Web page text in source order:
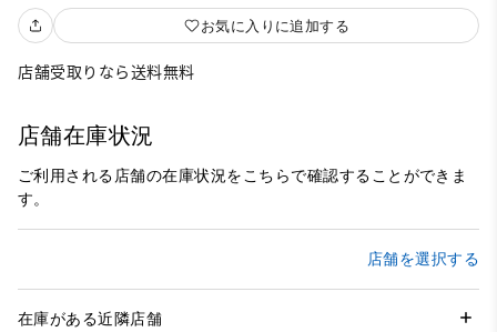
お気に入りに追加する
店舗受取りなら送料無料
店舗在庫状況
ご利用される店舗の在庫状況をこちらで確認することができま
す。
店舗を選択する
在庫がある近隣店舗